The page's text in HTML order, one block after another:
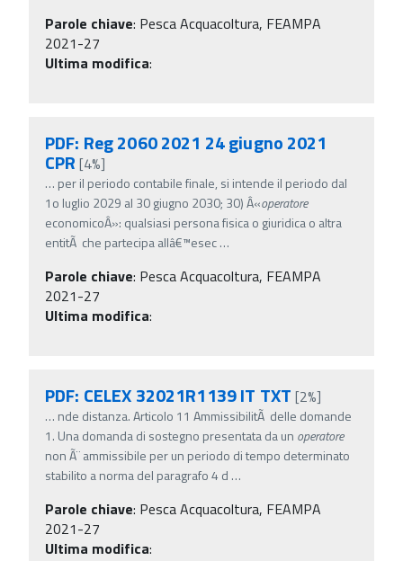
Parole chiave: Pesca Acquacoltura, FEAMPA
2021-27
Ultima modifica:
PDF: Reg 2060 2021 24 giugno 2021
CPR [4%]
… per il periodo contabile finale, si intende il periodo dal
1o luglio 2029 al 30 giugno 2030; 30) Â«operatore
economicoÂ»: qualsiasi persona fisica o giuridica o altra
entitÃ che partecipa allâ€™esec…
Parole chiave: Pesca Acquacoltura, FEAMPA
2021-27
Ultima modifica:
PDF: CELEX 32021R1139 IT TXT [2%]
… nde distanza. Articolo 11 AmmissibilitÃ delle domande
1. Una domanda di sostegno presentata da un operatore
non Ã¨ ammissibile per un periodo di tempo determinato
stabilito a norma del paragrafo 4 d …
Parole chiave: Pesca Acquacoltura, FEAMPA
2021-27
Ultima modifica: